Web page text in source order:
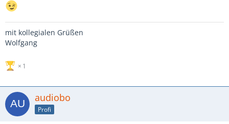
mit kollegialen Grüßen
Wolfgang
1
audiobo
Profi